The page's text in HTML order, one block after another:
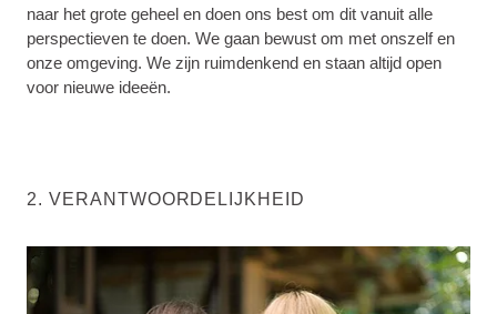
naar het grote geheel en doen ons best om dit vanuit alle
perspectieven te doen. We gaan bewust om met onszelf en
onze omgeving. We zijn ruimdenkend en staan altijd open
voor nieuwe ideeën.
2. VERANTWOORDELIJKHEID